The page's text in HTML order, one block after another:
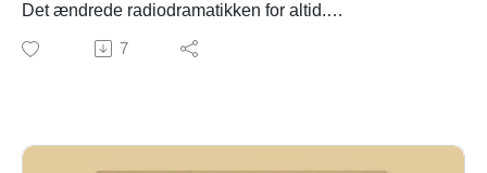
Det ændrede radiodramatikken for altid.
I 2. episode hører vi Ebbe Rode og Jørgen Reenberg
som Holmes i nogle af de stykker, der blev sendt i
7